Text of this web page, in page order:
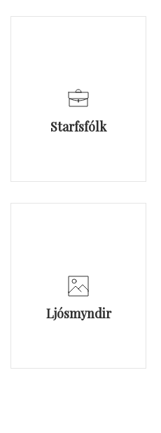
Starfsfólk
Ljósmyndir